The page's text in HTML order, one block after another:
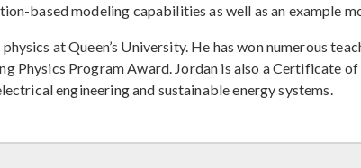
based modeling capabilities as well as an example
at Queen’s University. He has won numerous
Physics Program Award. Jordan is also a Certificate
engineering and sustainable energy systems.